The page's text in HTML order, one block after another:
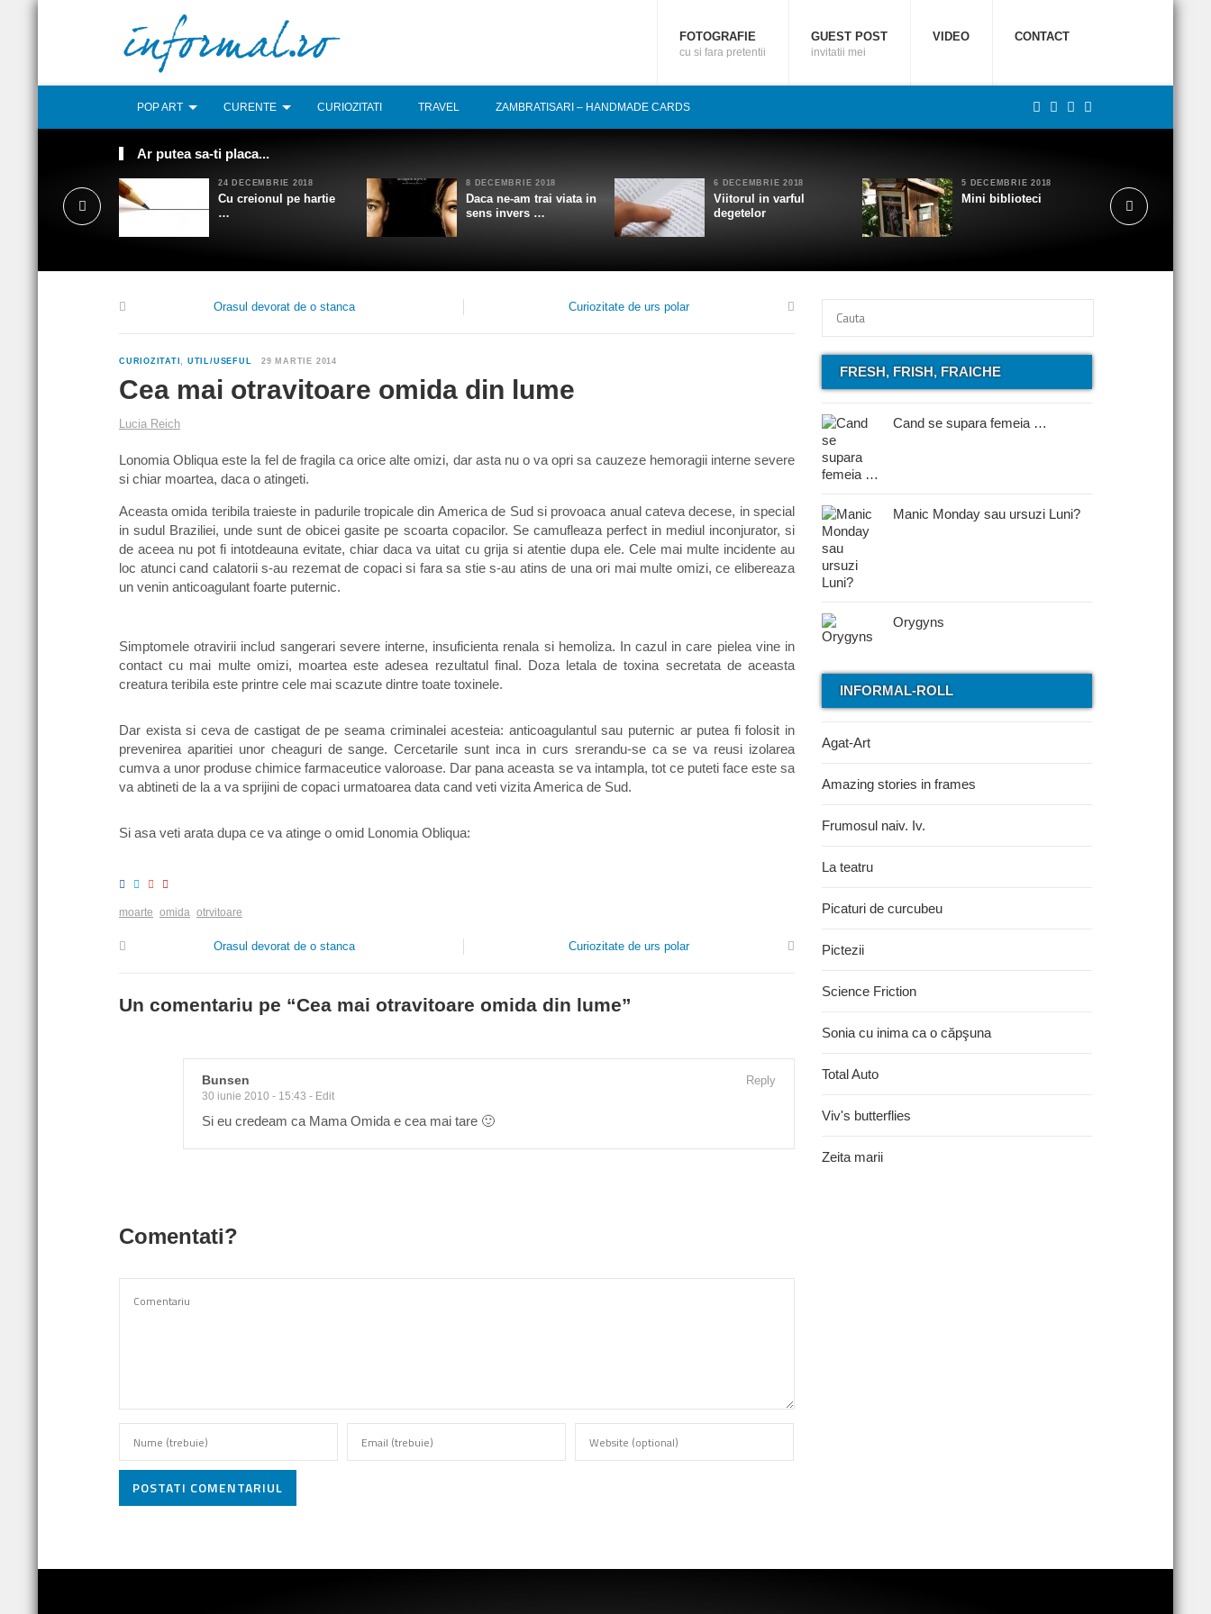
FOTOGRAFIE
cu si fara pretentii
GUEST POST
invitatii mei
VIDEO CONTACT
POP ART CURENTE CURIOZITATI TRAVEL ZAMBRATISARI – HANDMADE CARDS
Ar putea sa-ti placa...
24 DECEMBRIE 2018
Cu creionul pe hartie
…
8 DECEMBRIE 2018
Daca ne-am trai viata in
sens invers …
6 DECEMBRIE 2018
Viitorul in varful
degetelor
5 DECEMBRIE 2018
Mini biblioteci
Orasul devorat de o stanca Curiozitate de urs polar
CURIOZITATI, UTIL/USEFUL 29 MARTIE 2014
Cea mai otravitoare omida din lume
Lucia Reich
Lonomia Obliqua este la fel de fragila ca orice alte omizi, dar asta nu o va opri sa cauzeze hemoragii interne severe
si chiar moartea, daca o atingeti.
Aceasta omida teribila traieste in padurile tropicale din America de Sud si provoaca anual cateva decese, in special
in sudul Braziliei, unde sunt de obicei gasite pe scoarta copacilor. Se camufleaza perfect in mediul inconjurator, si
de aceea nu pot fi intotdeauna evitate, chiar daca va uitat cu grija si atentie dupa ele. Cele mai multe incidente au
loc atunci cand calatorii s-au rezemat de copaci si fara sa stie s-au atins de una ori mai multe omizi, ce elibereaza
un venin anticoagulant foarte puternic.
Simptomele otravirii includ sangerari severe interne, insuficienta renala si hemoliza. In cazul in care pielea vine in
contact cu mai multe omizi, moartea este adesea rezultatul final. Doza letala de toxina secretata de aceasta
creatura teribila este printre cele mai scazute dintre toate toxinele.
Dar exista si ceva de castigat de pe seama criminalei acesteia: anticoagulantul sau puternic ar putea fi folosit in
prevenirea aparitiei unor cheaguri de sange. Cercetarile sunt inca in curs srerandu-se ca se va reusi izolarea
cumva a unor produse chimice farmaceutice valoroase. Dar pana aceasta se va intampla, tot ce puteti face este sa
va abtineti de la a va sprijini de copaci urmatoarea data cand veti vizita America de Sud.
Si asa veti arata dupa ce va atinge o omid Lonomia Obliqua:
moarte omida otrvitoare
Orasul devorat de o stanca Curiozitate de urs polar
Un comentariu pe “Cea mai otravitoare omida din lume”
Bunsen
30 iunie 2010 - 15:43 - Edit
Reply
Si eu credeam ca Mama Omida e cea mai tare 🙂
Comentati?
POSTATI COMENTARIUL
FRESH, FRISH, FRAICHE
Cand se supara femeia …
Manic Monday sau ursuzi Luni?
Orygyns
INFORMAL-ROLL
Agat-Art
Amazing stories in frames
Frumosul naiv. Iv.
La teatru
Picaturi de curcubeu
Pictezii
Science Friction
Sonia cu inima ca o căpşuna
Total Auto
Viv's butterflies
Zeita marii